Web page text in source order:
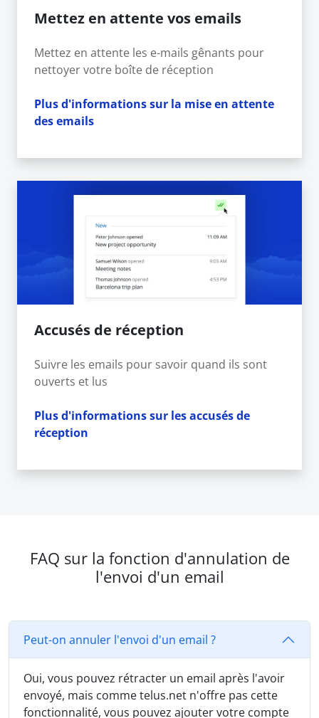
Mettez en attente vos emails
Mettez en attente les e-mails gênants pour
nettoyer votre boîte de réception
Plus d'informations sur la mise en attente
des emails
Accusés de réception
Suivre les emails pour savoir quand ils sont
ouverts et lus
Plus d'informations sur les accusés de
réception
FAQ sur la fonction d'annulation de
l'envoi d'un email
Peut-on annuler l'envoi d'un email ?
Oui, vous pouvez rétracter un email après l'avoir
envoyé, mais comme telus.net n'offre pas cette
fonctionnalité, vous pouvez ajouter votre compte